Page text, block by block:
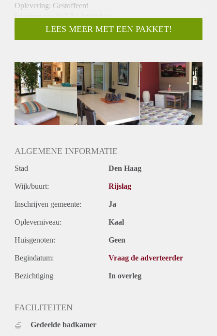
Oplevering: Gestoffeerd
Inkomen eis: Ja 2,7 x bruto huur
Garantiestelling mogelijk: Ja
Borg: 1 maand
Gedeelde keuken: Nee
Gedeelde Douche: Nee
Gedeelde woonkamer: Nee
Huisgenoten: Nee
Geslacht huisgenoten: N.v.t
LEES MEER MET EEN PAKKET!
ALGEMENE INFORMATIE
Stad Den Haag
Wijk/buurt: Rijslag
Inschrijven gemeente: Ja
Opleverniveau: Kaal
Huisgenoten: Geen
Begindatum: Vraag de adverteerder
Bezichtiging In overleg
FACILITEITEN
Gedeelde badkamer